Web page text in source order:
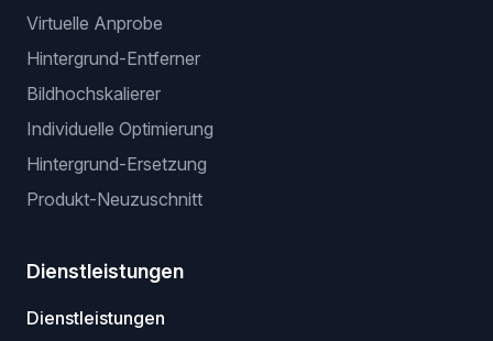
Virtuelle Anprobe
Hintergrund-Entferner
Bildhochskalierer
Individuelle Optimierung
Hintergrund-Ersetzung
Produkt-Neuzuschnitt
Dienstleistungen
Dienstleistungen